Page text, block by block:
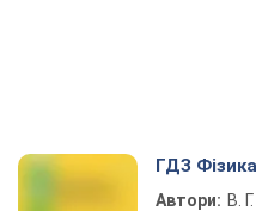
ГДЗ
Автори: В.